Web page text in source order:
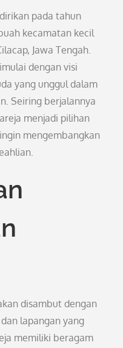
pada tahun
kecamatan kecil
Jawa Tengah.
dengan visi
yang unggul dalam
Seiring berjalannya
menjadi pilihan
mengembangkan
disambut dengan
lapangan yang
memiliki beragam